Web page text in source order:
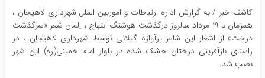
کاشف خبر / به گزارش اداره ارتباطات و اموربین الملل شهرداری لاهیجان ،
همزمان با ۱۹ مرداد سالروز درگذشت هوشنگ ابتهاج ، اِلمان شعر «سرگذشت
درخت» از اشعار این شاعر پرآوازه گیلانی توسط شهرداری لاهیجان ، در
راستای بازآفرینی درختان خشک شده در بلوار امام خمینی(ره) این شهر
نصب شد.